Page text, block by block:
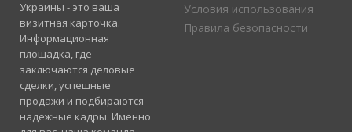
Украины - это ваша
визитная карточка.
Информационная
площадка, где
заключаются деловые
сделки, успешные
продажи и подбираются
надежные кадры. Именно
Условия использования
Правила безопасности